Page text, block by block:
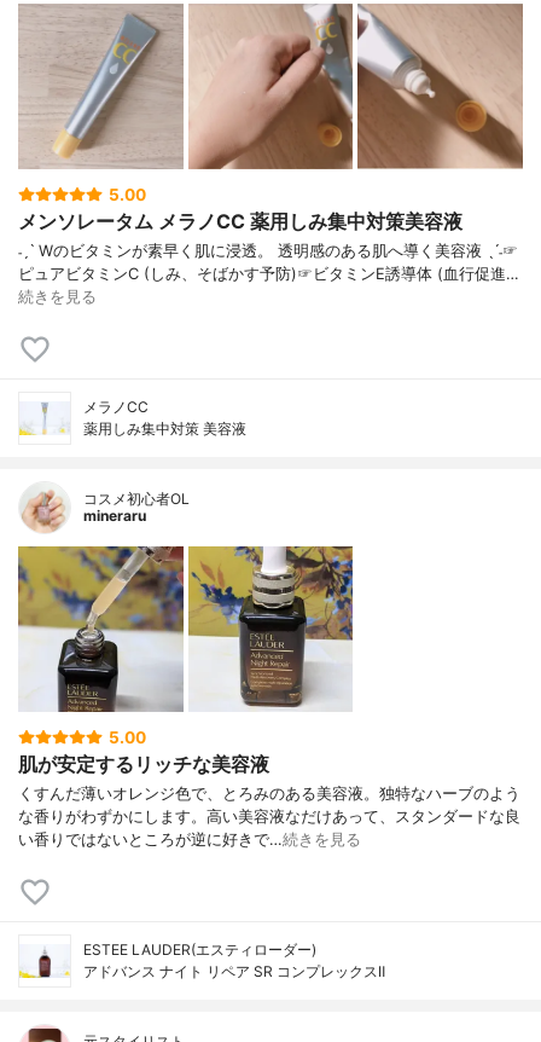
5.00
メンソレータム メラノCC 薬用しみ集中対策美容液
˗ˏˋ Wのビタミンが素早く肌に浸透。 透明感のある肌へ導く美容液 ˎˊ˗☞
ピュアビタミンC (しみ、そばかす予防)☞ビタミンE誘導体 (血行促進…
続きを見る
メラノCC
薬用しみ集中対策 美容液
コスメ初心者OL
mineraru
5.00
肌が安定するリッチな美容液
くすんだ薄いオレンジ色で、とろみのある美容液。独特なハーブのよう
な香りがわずかにします。高い美容液なだけあって、スタンダードな良
い香りではないところが逆に好きで…続きを見る
ESTEE LAUDER(エスティローダー)
アドバンス ナイト リペア SR コンプレックスⅡ